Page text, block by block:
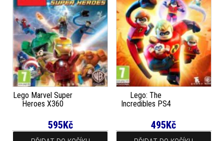
Lego Marvel Super
Heroes X360
595Kč
Lego: The
Incredibles PS4
495Kč